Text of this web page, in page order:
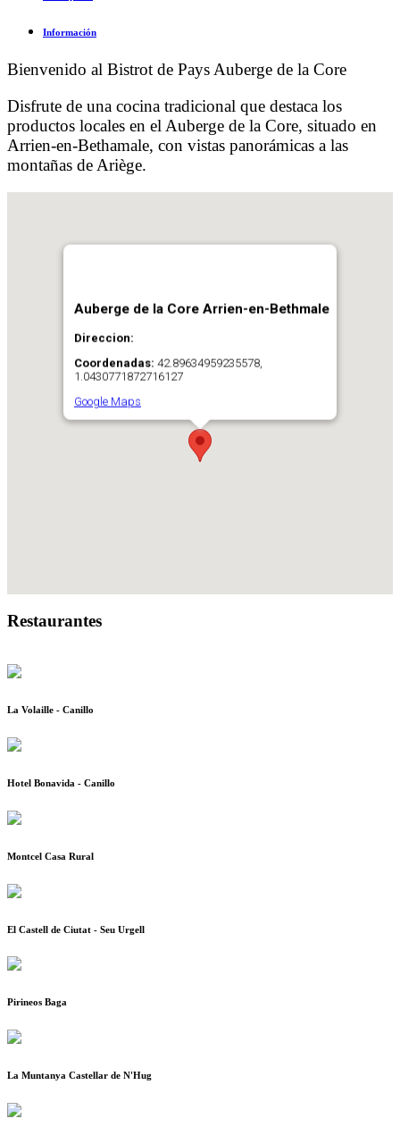
Información
Bienvenido al Bistrot de Pays Auberge de la Core
Disfrute de una cocina tradicional que destaca los
productos locales en el Auberge de la Core, situado en
Arrien-en-Bethamale, con vistas panorámicas a las
montañas de Ariège.
Auberge de la Core Arrien-en-Bethmale
Direccion:
Coordenadas: 42.89634959235578,
1.0430771872716127
Google Maps
Restaurantes
La Volaille - Canillo
Hotel Bonavida - Canillo
Montcel Casa Rural
El Castell de Ciutat - Seu Urgell
Pirineos Baga
La Muntanya Castellar de N'Hug